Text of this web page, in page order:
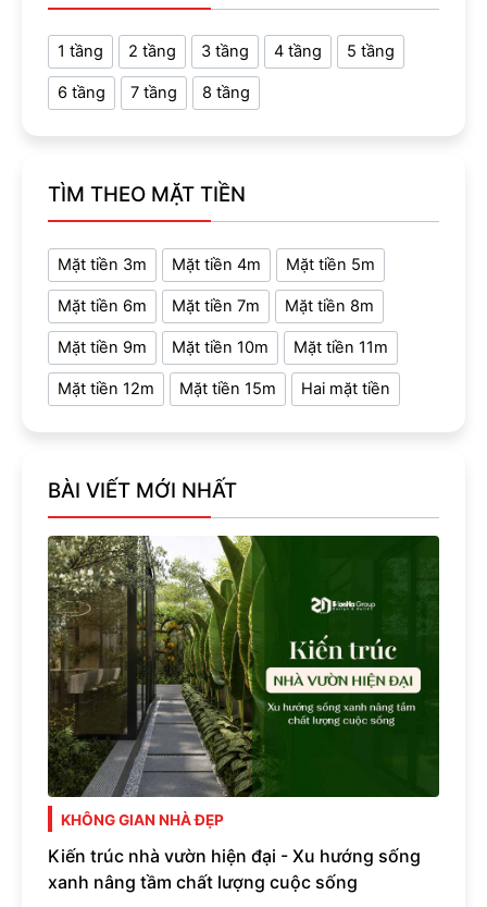
1 tầng 2 tầng 3 tầng 4 tầng 5 tầng
6 tầng 7 tầng 8 tầng
TÌM THEO MẶT TIỀN
Mặt tiền 3m Mặt tiền 4m Mặt tiền 5m
Mặt tiền 6m Mặt tiền 7m Mặt tiền 8m
Mặt tiền 9m Mặt tiền 10m Mặt tiền 11m
Mặt tiền 12m Mặt tiền 15m Hai mặt tiền
BÀI VIẾT MỚI NHẤT
KHÔNG GIAN NHÀ ĐẸP
Kiến trúc nhà vườn hiện đại - Xu hướng sống
xanh nâng tầm chất lượng cuộc sống